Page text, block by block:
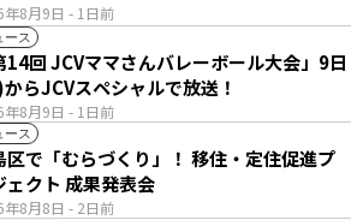
年8月9日 - 1日前
ース
年8月9日 - 1日前
14回 JCVママさんバレーボール大会」9日
らJCVスペシャルで放送！
ース
年8月8日 - 2日前
区で「むらづくり」！ 移住・定住促進プ
ェクト 成果発表会